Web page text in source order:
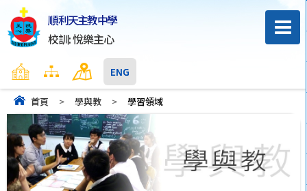
順利天主教中學
校訓: 悅樂主心
主頁 網頁地圖 聯絡我們
ENG
首頁 > 學與教 > 學習領域